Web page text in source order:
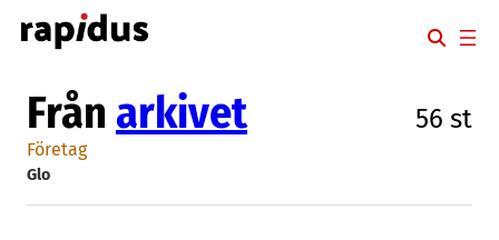
Hoppa
till
Från arkivet 56 st
Företag
Glo